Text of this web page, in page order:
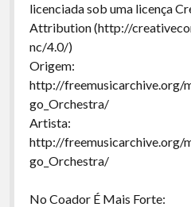
licenciada sob uma licença
Attribution (http://
nc/4.0/)
Origem:
http://freemusicarchive.org/
go_Orchestra/
Artista:
http://freemusicarchive.org/
go_Orchestra/
No Coador É Mais Forte: